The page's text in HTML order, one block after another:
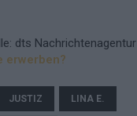
dts Nachrichtenagentur
erwerben?
JUSTIZ LINA E.